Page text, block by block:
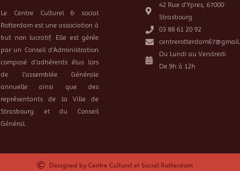
Le Centre Culturel & social
Rotterdam est une association à
but non lucratif. Elle est gérée
par un Conseil d’Administration
composé d’adhérents élus lors
de l’assemblée Générale
annuelle ainsi que des
représentants de la Ville de
Strasbourg et du Conseil
Général.
42 Rue d’Ypres, 67000
Strasbourg
03 88 61 20 92
Du Lundi au Vendredi
De 9h à 12h
Designed by Centre Culturel et Social Rotterdam